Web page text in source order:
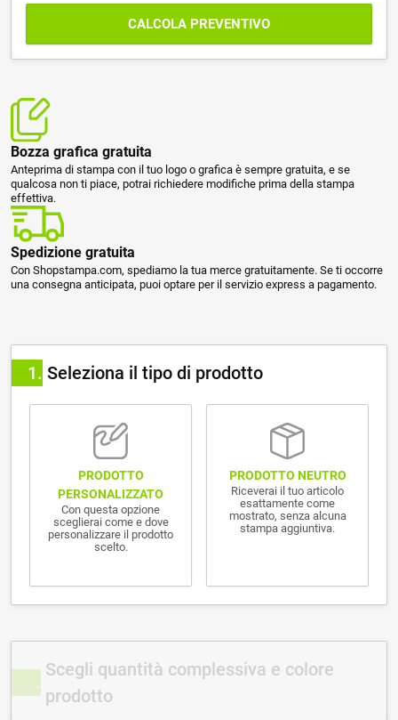
CALCOLA PREVENTIVO
Bozza grafica gratuita
Anteprima di stampa con il tuo logo o grafica è sempre gratuita, e se
qualcosa non ti piace, potrai richiedere modifiche prima della stampa
effettiva.
Spedizione gratuita
Con Shopstampa.com, spediamo la tua merce gratuitamente. Se ti occorre
una consegna anticipata, puoi optare per il servizio express a pagamento.
1 Seleziona il tipo di prodotto
PRODOTTO
PERSONALIZZATO
Con questa opzione
sceglierai come e dove
personalizzare il prodotto
scelto.
PRODOTTO NEUTRO
Riceverai il tuo articolo
esattamente come
mostrato, senza alcuna
stampa aggiuntiva.
Scegli quantità complessiva e colore
prodotto